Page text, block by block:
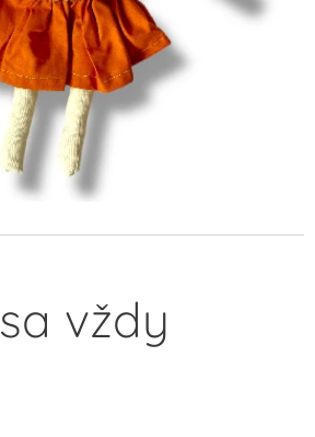
vždy